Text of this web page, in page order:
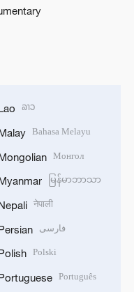
ລາວ
Bahasa Melayu
Монгол
မြန်မာဘာသာ
नेपाली
فارسی
Polski
Português